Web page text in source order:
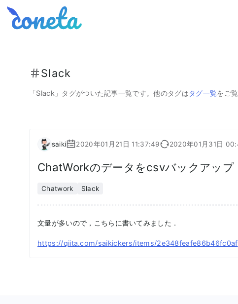
Coneta
Slack
「Slack 」タグがついた記事一覧です。他のタグはタグ一覧をご
saiki 2020年01月21日 11:37:49 2020年01月31日
ChatWorkのデータをcsvバックアップ
Chatwork Slack
文量が多いので，こちらに書いてみました．
https://qiita.com/saikickers/items/2e348feafe86b46fc0af